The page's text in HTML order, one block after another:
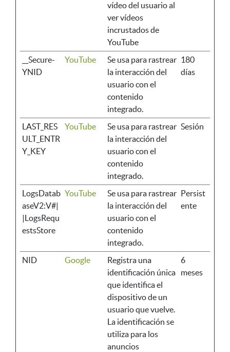
vídeo del usuario al
ver vídeos
incrustados de
YouTube
__Secure-
YNID
YouTube
Se usa para rastrear
la interacción del
usuario con el
contenido
integrado.
180
días
LAST_RES
ULT_ENTR
Y_KEY
YouTube
Se usa para rastrear
la interacción del
usuario con el
contenido
integrado.
Sesión
LogsDatab
aseV2:V#|
|LogsRequ
estsStore
YouTube
Se usa para rastrear
la interacción del
usuario con el
contenido
integrado.
Persist
ente
NID Google
Registra una
identificación única
que identifica el
dispositivo de un
usuario que vuelve.
La identificación se
utiliza para los
anuncios
6
meses